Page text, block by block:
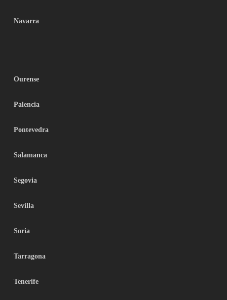
Navarra
Ourense
Palencia
Pontevedra
Salamanca
Segovia
Sevilla
Soria
Tarragona
Tenerife